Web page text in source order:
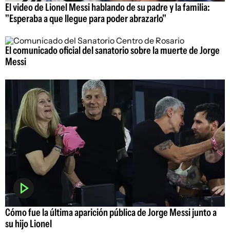
El video de Lionel Messi hablando de su padre y la familia:
"Esperaba a que llegue para poder abrazarlo"
El comunicado oficial del sanatorio sobre la muerte de Jorge
Messi
Cómo fue la última aparición pública de Jorge Messi junto a
su hijo Lionel